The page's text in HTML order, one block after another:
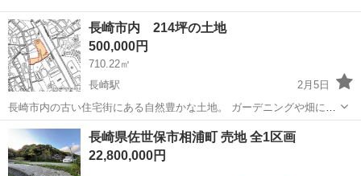
長崎市内 214坪の土地
500,000円
710.22㎡
長崎駅
2月5日
長崎市内の古い住宅街にある自然豊かな土地。 ガーデニングや畑に最
適。基準法状の道路に接道している為、建物の建築可能も可能です。
アイデア次第で、あなたの理想の空間になるのではないでしょうか。
価格含めて、ご希望があ...
長崎 長崎市 長崎駅 土地販売/土地売買 所有者
長崎県佐世保市相浦町 売地 全1区画
22,800,000円